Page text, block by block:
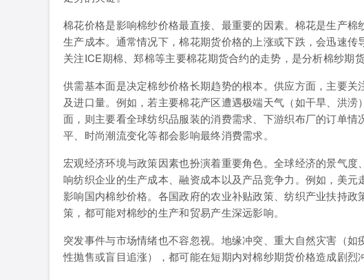
棉花价格是影响棉纱价格最直接、最重要的因素。棉花是生产
生产成本。通常情况下，棉花期货价格的上涨或下跌，会迅速传
关注ICE期棉、郑棉等主要棉花期货合约的走势，是分析棉纱期货
供需基本面是决定棉纱价格长期趋势的根本。供应方面，主要
及进口量。例如，若主要棉花产区遭遇极端天气（如干旱、洪
面，则主要看全球纺织品服装的消费需求、下游织布厂的订单
平、时尚潮流变化等都会影响最终消费需求。
宏观经济环境与政策因素也扮演着重要角色。全球经济的景气
响纺织企业的生产成本、融资成本以及产品竞争力。例如，美
影响国内棉纱价格。各国政府的农业补贴政策、纺织产业扶持
策，都可能对棉纱的生产和贸易产生深远影响。
突发事件与市场情绪也不容忽视。地缘冲突、重大自然灾害（
性抛售或盲目追涨），都可能在短期内对棉纱期货价格造成剧烈